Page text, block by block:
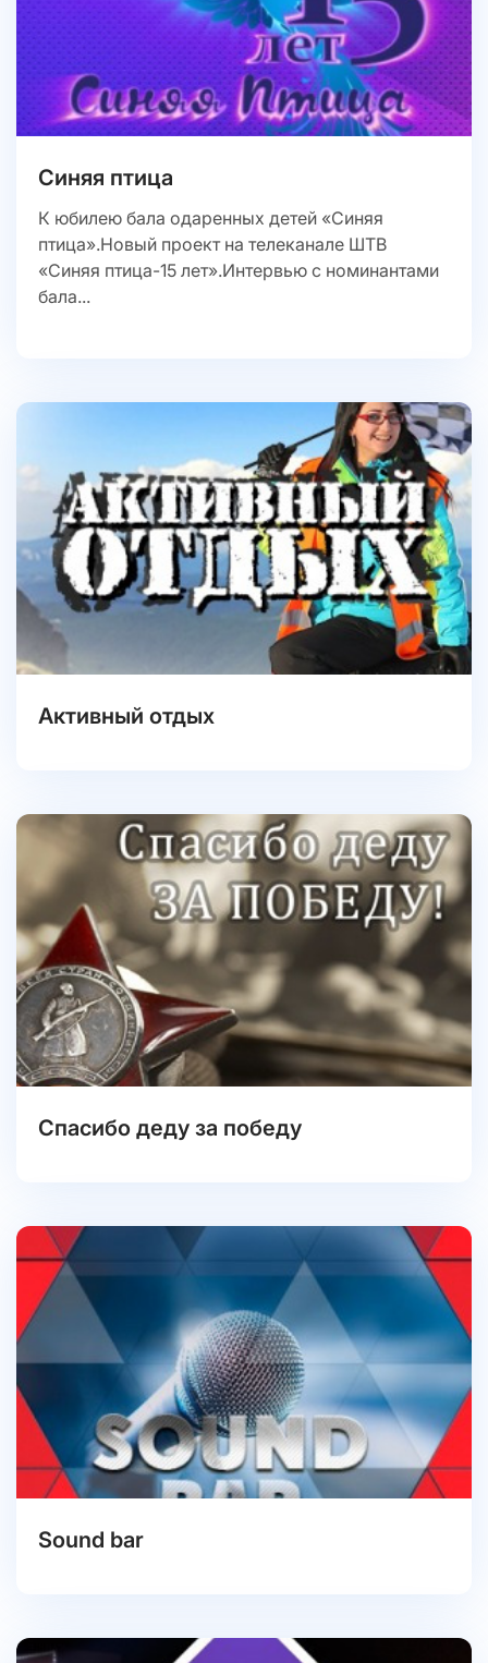
Синяя птица
К юбилею бала одаренных детей «Синяя
птица».Новый проект на телеканале ШТВ
«Синяя птица-15 лет».Интервью с номинантами
бала...
Активный отдых
Спасибо деду за победу
Sound bar